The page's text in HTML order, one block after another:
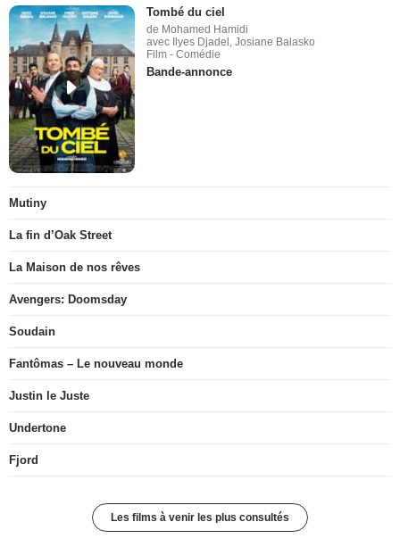
Tombé du ciel
de Mohamed Hamidi
avec Ilyes Djadel, Josiane Balasko
Film - Comédie
Bande-annonce
Mutiny
La fin d’Oak Street
La Maison de nos rêves
Avengers: Doomsday
Soudain
Fantômas – Le nouveau monde
Justin le Juste
Undertone
Fjord
Les films à venir les plus consultés